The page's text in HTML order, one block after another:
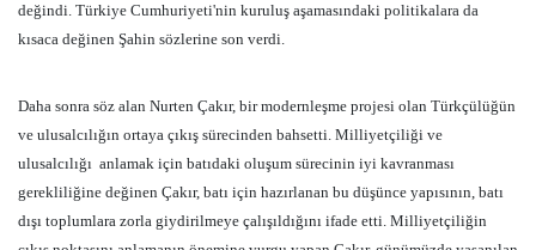
değindi. Türkiye Cumhuriyeti'nin kuruluş aşamasındaki politikalara da
kısaca değinen Şahin sözlerine son verdi.
Daha sonra söz alan Nurten Çakır, bir modernleşme projesi olan Türkçülüğün
ve ulusalcılığın ortaya çıkış sürecinden bahsetti. Milliyetçiliği ve
ulusalcılığı anlamak için batıdaki oluşum sürecinin iyi kavranması
gerekliliğine değinen Çakır, batı için hazırlanan bu düşünce yapısının, batı
dışı toplumlara zorla giydirilmeye çalışıldığını ifade etti. Milliyetçiliğin